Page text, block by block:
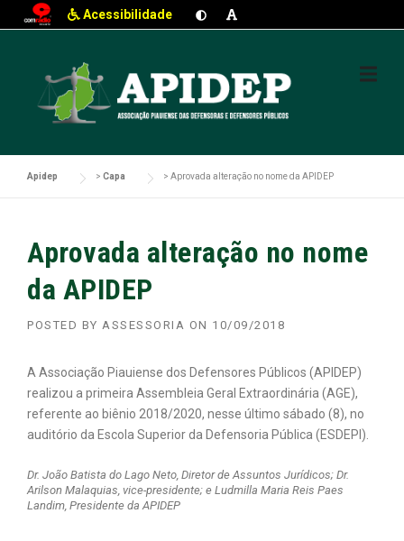
Acessibilidade
Apidep > Capa > Aprovada alteração no nome da APIDEP
Aprovada alteração no nome
da APIDEP
POSTED BY ASSESSORIA ON 10/09/2018
A Associação Piauiense dos Defensores Públicos (APIDEP)
realizou a primeira Assembleia Geral Extraordinária (AGE),
referente ao biênio 2018/2020, nesse último sábado (8), no
auditório da Escola Superior da Defensoria Pública (ESDEPI).
Dr. João Batista do Lago Neto, Diretor de Assuntos Jurídicos; Dr.
Arilson Malaquias, vice-presidente; e Ludmilla Maria Reis Paes
Landim, Presidente da APIDEP